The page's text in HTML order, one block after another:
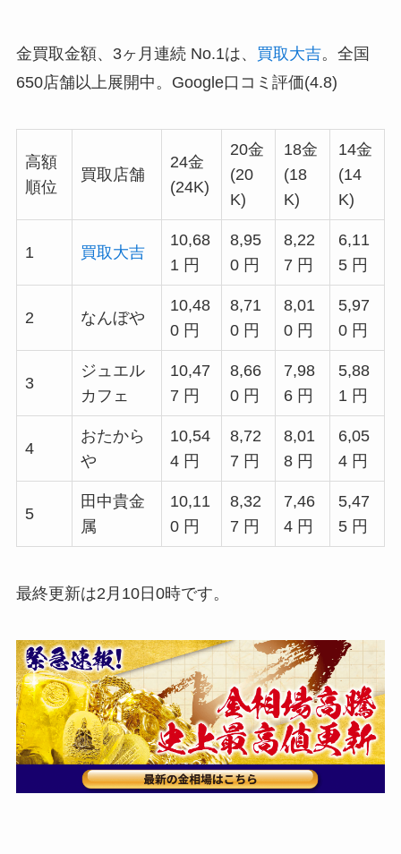
金買取金額、3ヶ月連続 No.1は、 買取大吉。全国
650店舗以上展開中。Google口コミ評価(4.8)
高額
順位
買取店舗
24金
(24K)
20金
(20
K)
18金
(18
K)
14金
(14
K)
1 買取大吉
10,68
1 円
8,95
0 円
8,22
7 円
6,11
5 円
2 なんぼや
10,48
0 円
8,71
0 円
8,01
0 円
5,97
0 円
3
ジュエル
カフェ
10,47
7 円
8,66
0 円
7,98
6 円
5,88
1 円
4
おたから
や
10,54
4 円
8,72
7 円
8,01
8 円
6,05
4 円
5
田中貴金
属
10,11
0 円
8,32
7 円
7,46
4 円
5,47
5 円
最終更新は2月10日0時です。